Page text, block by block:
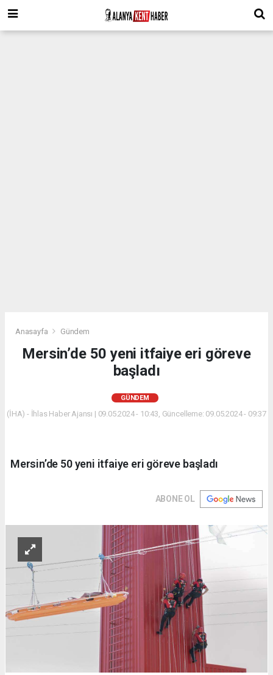
Anasayfa Gündem
Mersin’de 50 yeni itfaiye eri göreve
başladı
GÜNDEM
(İHA) - İhlas Haber Ajansı | 09.05.2024 - 10:43, Güncelleme: 09.05.2024 - 09:37
Mersin’de 50 yeni itfaiye eri göreve başladı
ABONE OL